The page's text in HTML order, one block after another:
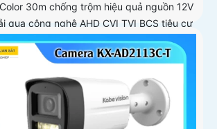
30m chống trộm hiệu quả nguồn 12V
qua công nghệ AHD CVI TVI BCS tiêu cự
đầu ghi chức năng xem ban đêm màu